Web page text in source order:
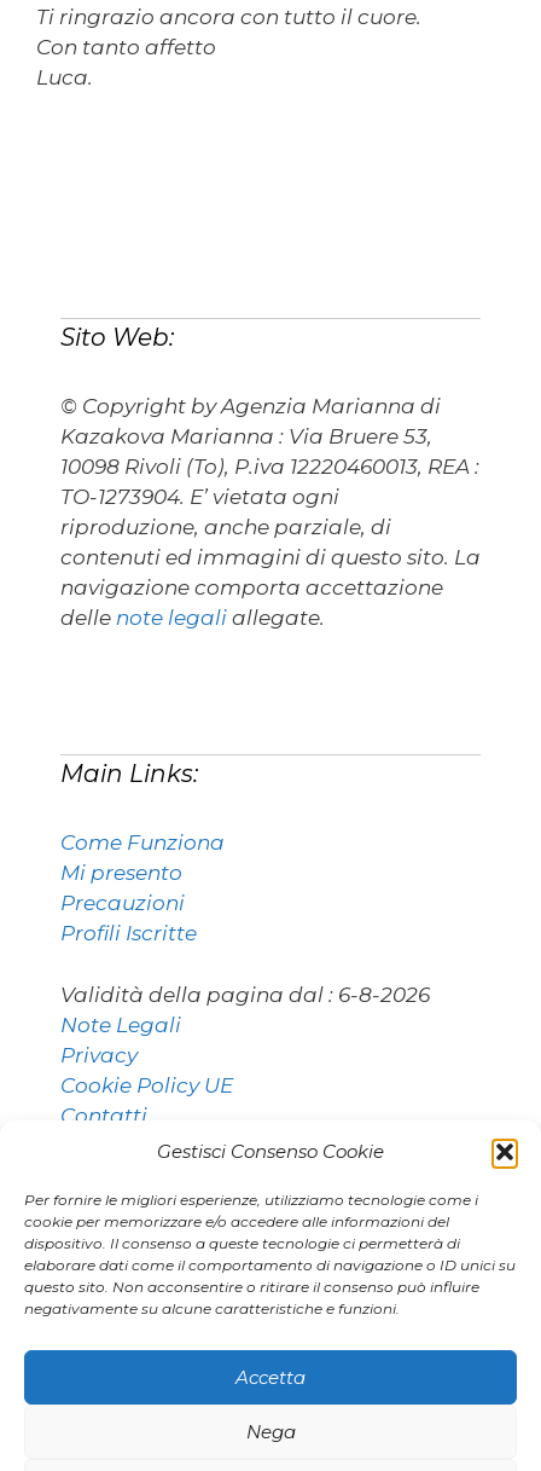
Gestisci Consenso Cookie
Per fornire le migliori esperienze, utilizziamo tecnologie come i
cookie per memorizzare e/o accedere alle informazioni del
dispositivo. Il consenso a queste tecnologie ci permetterà di
elaborare dati come il comportamento di navigazione o ID unici su
questo sito. Non acconsentire o ritirare il consenso può influire
negativamente su alcune caratteristiche e funzioni.
Accetta
Nega
Ti ringrazio ancora con tutto il cuore.
Con tanto affetto
Luca.
Sito Web:
© Copyright by Agenzia Marianna di
Kazakova Marianna : Via Bruere 53,
10098 Rivoli (To), P.iva 12220460013, REA :
TO-1273904. E’ vietata ogni
riproduzione, anche parziale, di
contenuti ed immagini di questo sito. La
navigazione comporta accettazione
delle note legali allegate.
Main Links:
Come Funziona
Mi presento
Precauzioni
Profili Iscritte
Validità della pagina dal : 6-8-2026
Note Legali
Privacy
Cookie Policy UE
Contatti
Contatti:
011 9531768 [Torino]
agenzia.marianna@gmail.com